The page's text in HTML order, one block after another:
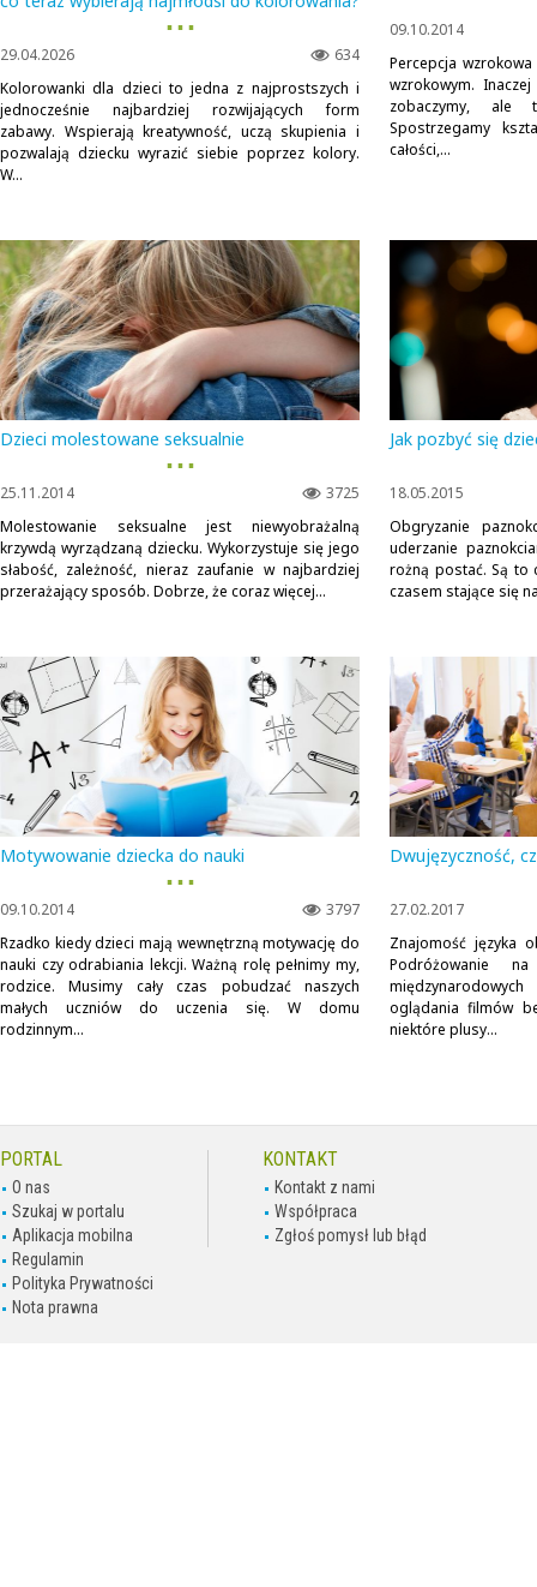
▪ ▪ ▪
634
29.04.2026
Kolorowanki dla dzieci to jedna z najprostszych i
jednocześnie najbardziej rozwijających form
zabawy. Wspierają kreatywność, uczą skupienia i
pozwalają dziecku wyrazić siebie poprzez kolory.
W...
09.10.2014
Percepcja
wzrokowym.
zobaczymy, ale
Spostrzegamy
całości,...
Dzieci molestowane seksualnie
▪ ▪ ▪
3725
25.11.2014
Molestowanie seksualne jest niewyobrażalną
krzywdą wyrządzaną dziecku. Wykorzystuje się jego
słabość, zależność, nieraz zaufanie w najbardziej
przerażający sposób. Dobrze, że coraz więcej...
Jak pozbyć się
18.05.2015
Obgryzanie
uderzanie
rożną postać. Są to
czasem stające się
Motywowanie dziecka do nauki
▪ ▪ ▪
3797
09.10.2014
Rzadko kiedy dzieci mają wewnętrzną motywację do
nauki czy odrabiania lekcji. Ważną rolę pełnimy my,
rodzice. Musimy cały czas pobudzać naszych
małych uczniów do uczenia się. W domu
rodzinnym...
Dwujęzyczność,
27.02.2017
Znajomość języka
Podróżowanie
oglądania filmów
niektóre plusy...
PORTAL
O nas
Szukaj w portalu
Aplikacja mobilna
Regulamin
Polityka Prywatności
Nota prawna
KONTAKT
Kontakt z nami
Współpraca
Zgłoś pomysł lub błąd